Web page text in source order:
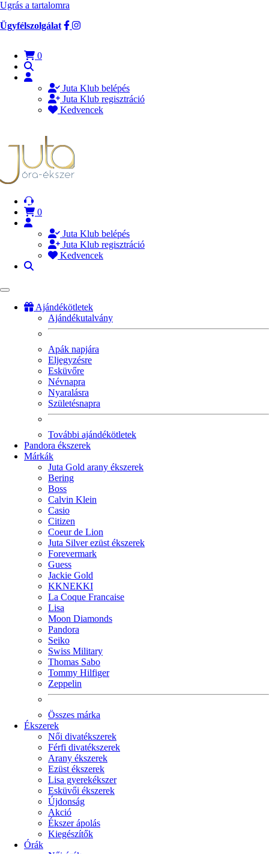
Ugrás a tartalomra
Ügyfélszolgálat
0
Juta Klub belépés
Juta Klub regisztráció
Kedvencek
0
Juta Klub belépés
Juta Klub regisztráció
Kedvencek
Ajándékötletek
Ajándékutalvány
Apák napjára
Eljegyzésre
Esküvőre
Névnapra
Nyaralásra
Születésnapra
További ajándékötletek
Pandora ékszerek
Márkák
Juta Gold arany ékszerek
Bering
Boss
Calvin Klein
Casio
Citizen
Coeur de Lion
Juta Silver ezüst ékszerek
Forevermark
Guess
Jackie Gold
KKNEKKI
La Coque Francaise
Lisa
Moon Diamonds
Pandora
Seiko
Swiss Military
Thomas Sabo
Tommy Hilfiger
Zeppelin
Összes márka
Ékszerek
Női divatékszerek
Férfi divatékszerek
Arany ékszerek
Ezüst ékszerek
Lisa gyerekékszer
Esküvői ékszerek
Újdonság
Akció
Ékszer ápolás
Kiegészítők
Órák